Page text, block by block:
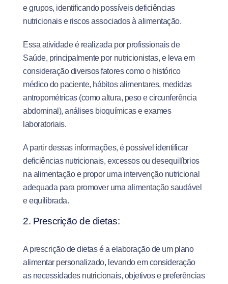
e grupos, identificando possíveis deficiências
nutricionais e riscos associados à alimentação.
Essa atividade é realizada por profissionais de
Saúde, principalmente por nutricionistas, e leva em
consideraçãodiversos fatores como o histórico
médico do paciente, hábitos alimentares, medidas
antropométricas (como altura, peso e circunferência
abdominal), análises bioquímicas e exames
laboratoriais.
A partir dessas informações, é possível identificar
deficiências nutricionais, excessos ou desequilíbrios
na alimentação e propor uma intervenção nutricional
adequada para promover uma alimentação saudável
e equilibrada.
2. Prescrição de dietas:
A prescrição de dietas é a elaboração de um plano
alimentar personalizado, levando em consideração
as necessidades nutricionais, objetivos e preferências